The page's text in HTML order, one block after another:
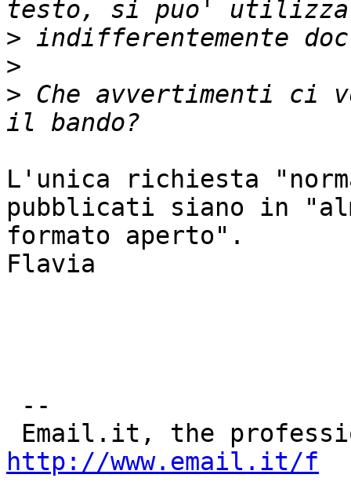
>
>
> Che avvertimenti ci
L'unica richiesta
pubblicati siano in
formato aperto".
Flavia
http://www.email.it/f